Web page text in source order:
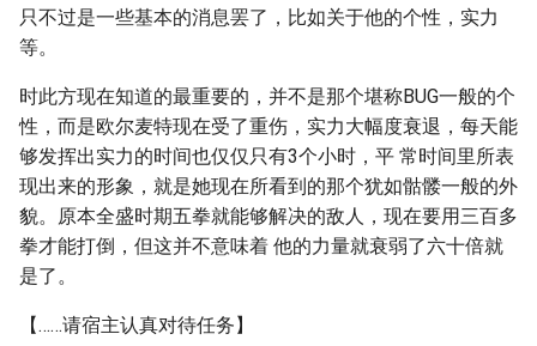
只不过是一些基本的消息罢了，比如关于他的个性，实力
等。
时此方现在知道的最重要的，并不是那个堪称BUG一般的个
性，而是欧尔麦特现在受了重伤，实力大幅度衰退，每天能
够发挥出实力的时间也仅仅只有3个小时，平 常时间里所表
现出来的形象，就是她现在所看到的那个犹如骷髅一般的外
貌。原本全盛时期五拳就能够解决的敌人，现在要用三百多
拳才能打倒，但这并不意味着 他的力量就衰弱了六十倍就
是了。
【……请宿主认真对待任务】